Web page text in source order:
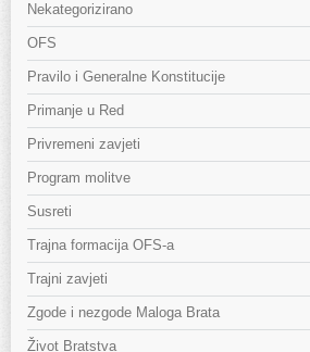
Nekategorizirano
OFS
Pravilo i Generalne Konstitucije
Primanje u Red
Privremeni zavjeti
Program molitve
Susreti
Trajna formacija OFS-a
Trajni zavjeti
Zgode i nezgode Maloga Brata
Život Bratstva